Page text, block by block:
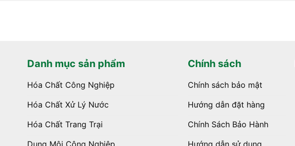
Danh mục sản phẩm
Hóa Chất Công Nghiệp
Hóa Chất Xử Lý Nước
Hóa Chất Trang Trại
Dung Môi Công Nghiệp
Chính sách
Chính sách bảo mật
Hướng dẫn đặt hàng
Chính Sách Bảo Hành
Hướng dẫn sử dụng